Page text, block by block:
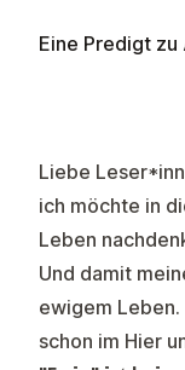
Eine Predigt zu
Liebe
ich möchte in
Leben
Und damit
ewigem
schon im Hier